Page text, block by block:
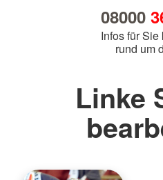
08000
Infos für Sie
rund um
Linke